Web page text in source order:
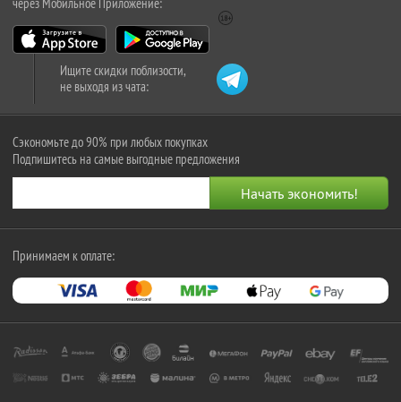
Ищите скидки поблизости,
не выходя из чата:
Сэкономьте до 90% при любых покупках
Подпишитесь на самые выгодные предложения
Принимаем к оплате: